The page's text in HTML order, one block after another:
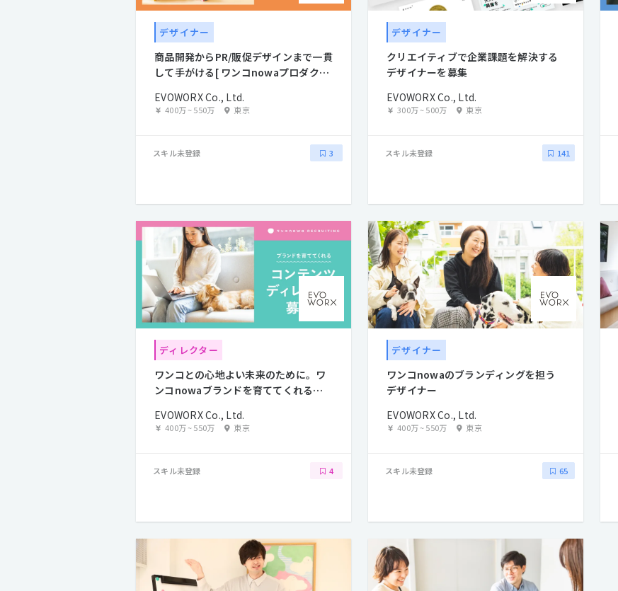
デザイナー
商品開発からPR/販促デザインまで一貫
して手がける[ ワンコnowaプロダクト
EVOWORX Co., Ltd.
400万~550万 東京
スキル未登録 3
デザイナー
クリエイティブで企業課題を解決する
デザイナーを募集
EVOWORX Co., Ltd.
300万~500万 東京
スキル未登録 141
ディレクター
ワンコとの心地よい未来のために。ワ
ンコnowaブランドを育ててくれるコ
EVOWORX Co., Ltd.
400万~550万 東京
スキル未登録 4
デザイナー
ワンコnowaのブランディングを担う
デザイナー
EVOWORX Co., Ltd.
400万~550万 東京
スキル未登録 65